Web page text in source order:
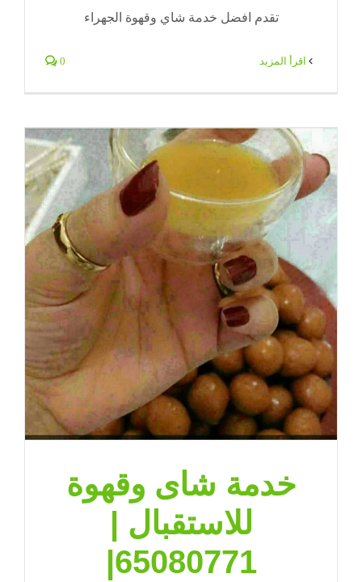
تقدم افضل خدمة شاي وقهوة الجهراء
0
خدمة شاى وقهوة
للاستقبال |
65080771|